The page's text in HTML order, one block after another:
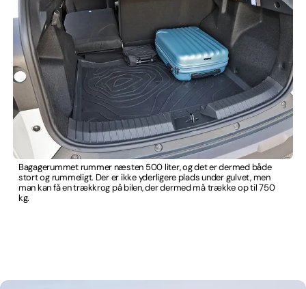
Bagagerummet rummer næsten 500 liter, og det er dermed både
stort og rummeligt. Der er ikke yderligere plads under gulvet, men
man kan få en trækkrog på bilen, der dermed må trække op til 750
kg.